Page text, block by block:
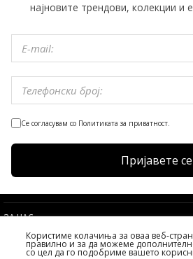
најновите трендови, колекции и
Се согласувам со Политиката за приватност.
Пријавете се
ЗА НАС
УСЛОВИ
УСЛУГИ НА КЛИЕНТИТЕ
Користиме колачиња за оваа веб-
правилно и за да можеме
со цел да го подобриме вашето